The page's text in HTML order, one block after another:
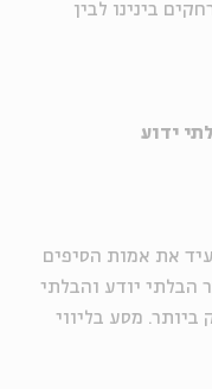
בינינו לבין
ידוע
את אמות הסיפים
הבלתי יודע והבלתי
מסע בליווי